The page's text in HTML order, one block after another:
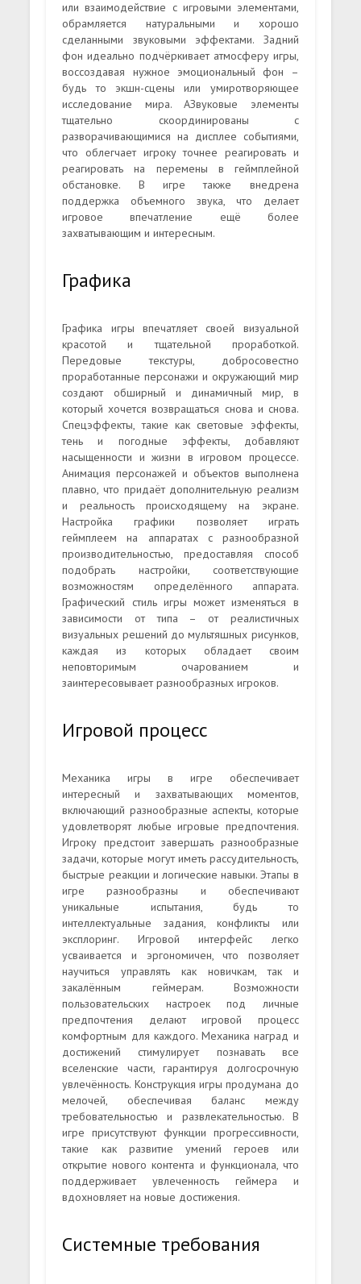
или взаимодействие с игровыми элементами,
обрамляется натуральными и хорошо
сделанными звуковыми эффектами. Задний
фон идеально подчёркивает атмосферу игры,
воссоздавая нужное эмоциональный фон –
будь то экшн-сцены или умиротворяющее
исследование мира. АЗвуковые элементы
тщательно скоординированы с
разворачивающимися на дисплее событиями,
что облегчает игроку точнее реагировать и
реагировать на перемены в геймплейной
обстановке. В игре также внедрена
поддержка объемного звука, что делает
игровое впечатление ещё более
захватывающим и интересным.
Графика
Графика игры впечатляет своей визуальной
красотой и тщательной проработкой.
Передовые текстуры, добросовестно
проработанные персонажи и окружающий мир
создают обширный и динамичный мир, в
который хочется возвращаться снова и снова.
Спецэффекты, такие как световые эффекты,
тень и погодные эффекты, добавляют
насыщенности и жизни в игровом процессе.
Анимация персонажей и объектов выполнена
плавно, что придаёт дополнительную реализм
и реальность происходящему на экране.
Настройка графики позволяет играть
геймплеем на аппаратах с разнообразной
производительностью, предоставляя способ
подобрать настройки, соответствующие
возможностям определённого аппарата.
Графический стиль игры может изменяться в
зависимости от типа – от реалистичных
визуальных решений до мультяшных рисунков,
каждая из которых обладает своим
неповторимым очарованием и
заинтересовывает разнообразных игроков.
Игровой процесс
Механика игры в игре обеспечивает
интересный и захватывающих моментов,
включающий разнообразные аспекты, которые
удовлетворят любые игровые предпочтения.
Игроку предстоит завершать разнообразные
задачи, которые могут иметь рассудительность,
быстрые реакции и логические навыки. Этапы в
игре разнообразны и обеспечивают
уникальные испытания, будь то
интеллектуальные задания, конфликты или
эксплоринг. Игровой интерфейс легко
усваивается и эргономичен, что позволяет
научиться управлять как новичкам, так и
закалённым геймерам. Возможности
пользовательских настроек под личные
предпочтения делают игровой процесс
комфортным для каждого. Механика наград и
достижений стимулирует познавать все
вселенские части, гарантируя долгосрочную
увлечённость. Конструкция игры продумана до
мелочей, обеспечивая баланс между
требовательностью и развлекательностью. В
игре присутствуют функции прогрессивности,
такие как развитие умений героев или
открытие нового контента и функционала, что
поддерживает увлеченность геймера и
вдохновляет на новые достижения.
Системные требования